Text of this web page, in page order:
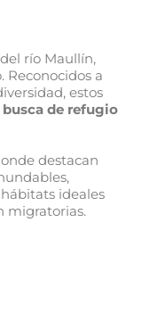
río Maullín,
Reconocidos a
estos
de refugio
destacan
ideales
migratorias.